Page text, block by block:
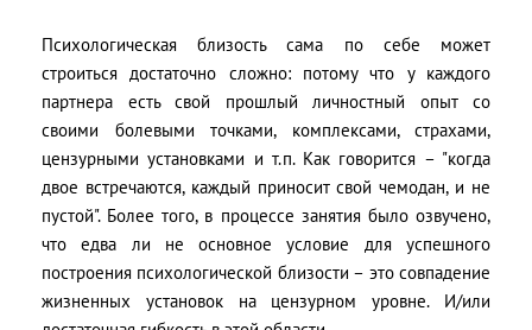
Психологическая близость сама по себе может
строиться достаточно сложно: потому что у каждого
партнера есть свой прошлый личностный опыт со
своими болевыми точками, комплексами, страхами,
цензурными установками и т.п. Как говорится – "когда
двое встречаются, каждый приносит свой чемодан, и не
пустой". Более того, в процессе занятия было озвучено,
что едва ли не основное условие для успешного
построения психологической близости – это совпадение
жизненных установок на цензурном уровне. И/или